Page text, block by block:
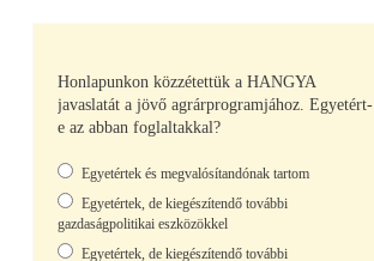
Honlapunkon közzétettük a HANGYA
javaslatát a jövő agrárprogramjához. Egyetért-
e az abban foglaltakkal?
Választások
Egyetértek és megvalósítandónak tartom
Egyetértek, de kiegészítendő további
gazdaságpolitikai eszközökkel
Egyetértek, de kiegészítendő további